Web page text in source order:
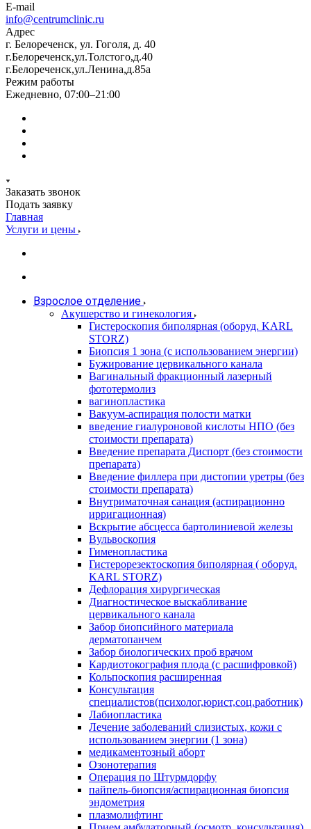
E-mail
info@centrumclinic.ru
Адрес
г. Белореченск, ул. Гоголя, д. 40
г.Белореченск,ул.Толстого,д.40
г.Белореченск,ул.Ленина,д.85а
Режим работы
Ежедневно, 07:00–21:00
Заказать звонок
Подать заявку
Главная
Услуги и цены
Взрослое отделение
Акушерство и гинекология
Гистероскопия биполярная (оборуд. KARL
STORZ)
Биопсия 1 зона (с использованием энергии)
Бужирование цервикального канала
Вагинальный фракционный лазерный
фототермолиз
вагинопластика
Вакуум-аспирация полости матки
введение гиалуроновой кислоты НПО (без
стоимости препарата)
Введение препарата Диспорт (без стоимости
препарата)
Введение филлера при дистопии уретры (без
стоимости препарата)
Внутриматочная санация (аспирационно
ирригационная)
Вскрытие абсцесса бартолиниевой железы
Вульвоскопия
Гименопластика
Гистерорезектоскопия биполярная ( оборуд.
KARL STORZ)
Дефлорация хирургическая
Диагностическое выскабливание
цервикального канала
Забор биопсийного материала
дерматопанчем
Забор биологических проб врачом
Кардиотокография плода (с расшифровкой)
Кольпоскопия расширенная
Консультация
специалистов(психолог,юрист,соц.работник)
Лабиопластика
Лечение заболеваний слизистых, кожи с
использованием энергии (1 зона)
медикаментозный аборт
Озонотерапия
Операция по Штурмдорфу
пайпель-биопсия/аспирационная биопсия
эндометрия
плазмолифтинг